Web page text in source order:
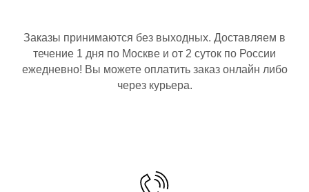
Заказы принимаются без выходных. Доставляем в
течение 1 дня по Москве и от 2 суток по России
ежедневно! Вы можете оплатить заказ онлайн либо
через курьера.